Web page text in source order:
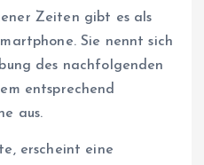
Zeiten gibt es als
Sie nennt sich
des nachfolgenden
entsprechend
aus.
erscheint eine